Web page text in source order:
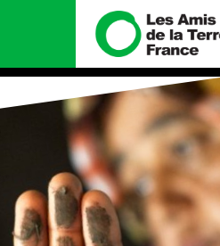
Nous connaître
Histoire
Manifeste
Missions et méthodes